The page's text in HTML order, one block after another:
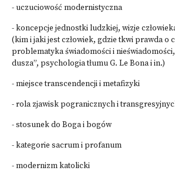
- uczuciowość modernistyczna
- koncepcje jednostki ludzkiej, wizje
(kim i jaki jest człowiek, gdzie tkwi prawda o
problematyka świadomości i
dusza”, psychologia tłumu G. Le Bona i in.)
- miejsce transcendencji i metafizyki
- rola zjawisk pogranicznych i
- stosunek do Boga i bogów
- kategorie sacrum i profanum
- modernizm katolicki